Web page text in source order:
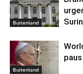
Buitenland
Buitenland